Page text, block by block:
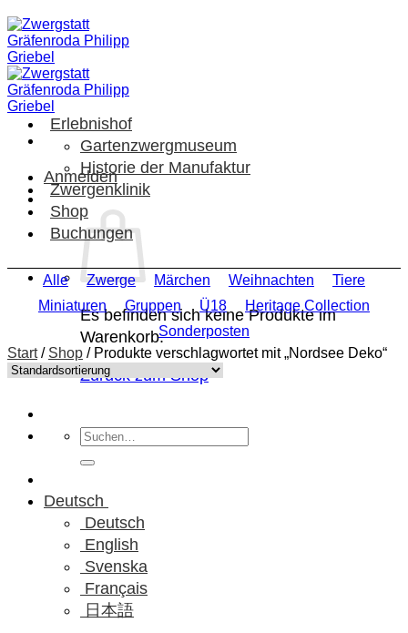
Zum
Inhalt
springen
Anmelden
Es befinden sich keine Produkte im
Warenkorb.
Zurück zum Shop
Suchen
nach:
Deutsch
Deutsch
English
Svenska
Français
日本語
Erlebnishof
Gartenzwergmuseum
Historie der Manufaktur
Zwergenklinik
Shop
Buchungen
Alle Zwerge Märchen Weihnachten
Tiere
Miniaturen
Gruppen Ü18
Heritage Collection
Sonderposten
Start / Shop /Produkte verschlagwortet mit „Nordsee Deko“